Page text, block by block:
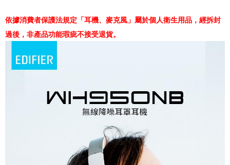
依據消費者保護法規定「耳機、麥克風」屬於個人衛生用品，經拆封
過後，非產品功能瑕疵不接受退貨。